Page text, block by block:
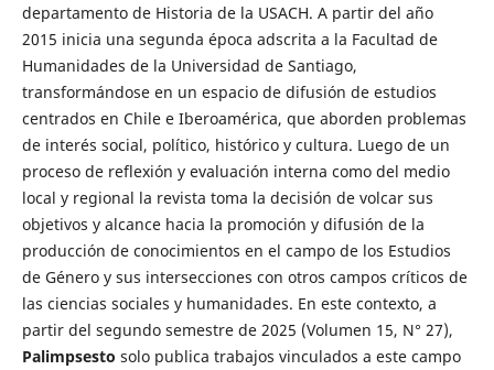
departamento de Historia de la USACH. A partir del año
2015 inicia una segunda época adscrita a la Facultad de
Humanidades de la Universidad de Santiago,
transformándose en un espacio de difusión de estudios
centrados en Chile e Iberoamérica, que aborden problemas
de interés social, político, histórico y cultura. Luego de un
proceso de reflexión y evaluación interna como del medio
local y regional la revista toma la decisión de volcar sus
objetivos y alcance hacia la promoción y difusión de la
producción de conocimientos en el campo de los Estudios
de Género y sus intersecciones con otros campos críticos de
las ciencias sociales y humanidades. En este contexto, a
partir del segundo semestre de 2025 (Volumen 15, N° 27),
Palimpsesto solo publica trabajos vinculados a este campo